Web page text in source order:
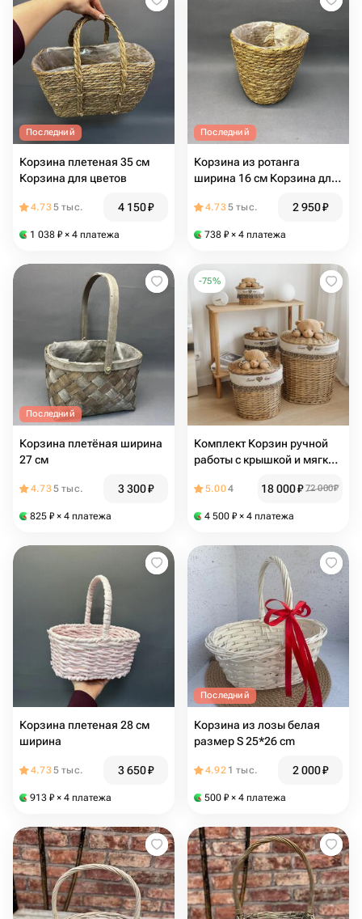
Последний
Корзина плетеная 35 см
Корзина для цветов
4.735 тыс. 4 150₽
1 038 ₽ × 4 платежа
Последний
Корзина из ротанга
ширина 16 см Корзина для
4.735 тыс. 2 950₽
738 ₽ × 4 платежа
Последний
Корзина плетёная ширина
27 см
4.735 тыс. 3 300₽
825 ₽ × 4 платежа
-75%
Комплект Корзин ручной
работы с крышкой и мягкой
шт5.004 18 000₽ 72 000₽
4 500 ₽ × 4 платежа
Корзина плетеная 28 см
ширина
4.735 тыс. 3 650₽
913 ₽ × 4 платежа
Последний
Корзина из лозы белая
размер S 25*26 cm
4.92 1 тыс. 2 000₽
500 ₽ × 4 платежа